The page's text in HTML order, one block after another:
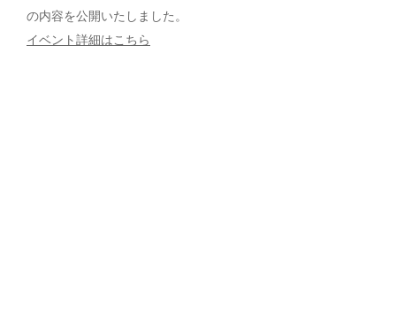
の内容を公開いたしました。
イベント詳細はこちら